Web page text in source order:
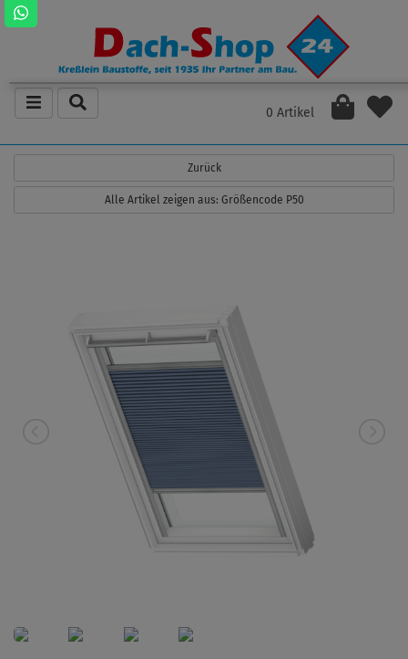
0 Artikel
Zurück
Alle Artikel zeigen aus: Größencode P50